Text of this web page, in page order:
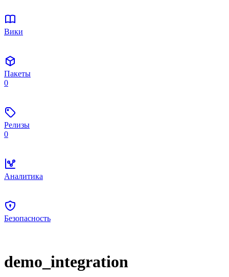
Вики
Пакеты
0
Релизы
0
Аналитика
Безопасность
demo_integration